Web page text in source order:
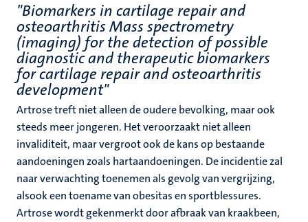
"Biomarkers in cartilage repair and
osteoarthritis Mass spectrometry
(imaging) for the detection of possible
diagnostic and therapeutic biomarkers
for cartilage repair and osteoarthritis
development"
Artrose treft niet alleen de oudere bevolking, maar ook
steeds meer jongeren. Het veroorzaakt niet alleen
invaliditeit, maar vergroot ook de kans op bestaande
aandoeningen zoals hartaandoeningen. De incidentie zal
naar verwachting toenemen als gevolg van vergrijzing,
alsook een toename van obesitas en sportblessures.
Artrose wordt gekenmerkt door afbraak van kraakbeen,